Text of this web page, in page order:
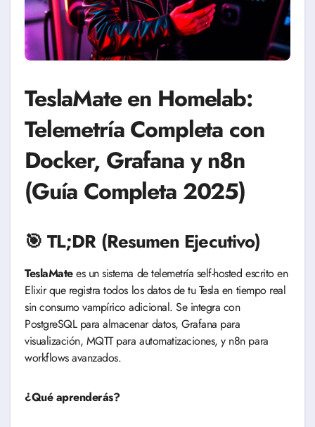
TeslaMate en Homelab:
Telemetría Completa con
Docker, Grafana y n8n
(Guía Completa 2025)
🎯 TL;DR (Resumen Ejecutivo)
TeslaMatees un sistema de telemetría self-hosted escrito en
Elixir que registra todos los datos de tu Tesla en tiempo real
sin consumo vampírico adicional. Se integra con
PostgreSQL para almacenar datos, Grafana para
visualización, MQTT para automatizaciones, y n8n para
workflows avanzados.
¿Qué aprenderás?